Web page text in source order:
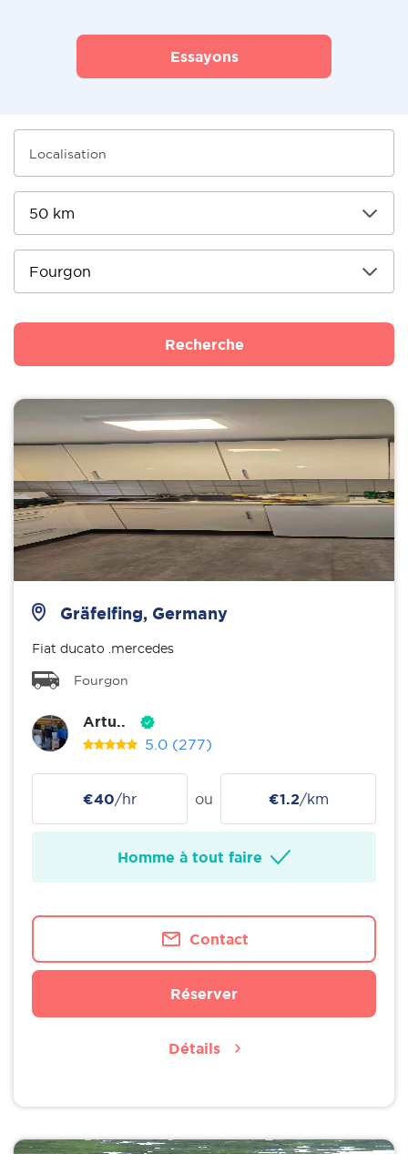
Essayons
Recherche
Gräfelfing, Germany
Fiat ducato .mercedes
Fourgon
Artu..
5.0 (277)
€40/hr ou €1.2/km
Homme à tout faire
Contact
Réserver
Détails